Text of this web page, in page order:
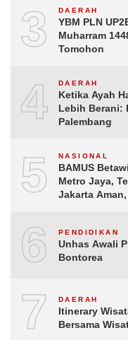
3 DAERAH
YBM PLN
Muharram
Tomohon
4 DAERAH
Ketika Ayah
Lebih Berani:
Palembang
5 NASIONAL
BAMUS
Metro Jaya,
Jakarta
6 PENDIDIKAN
Unhas Awali
Bontorea
7 DAERAH
Itinerary
Bersama